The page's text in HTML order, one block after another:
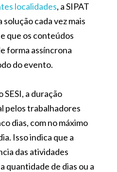
localidades, a SIPAT
cada vez mais
que os conteúdos
forma assíncrona
do evento.
SESI, a duração
pelos trabalhadores
dias, com no máximo
Isso indica que a
das atividades
quantidade de dias ou a